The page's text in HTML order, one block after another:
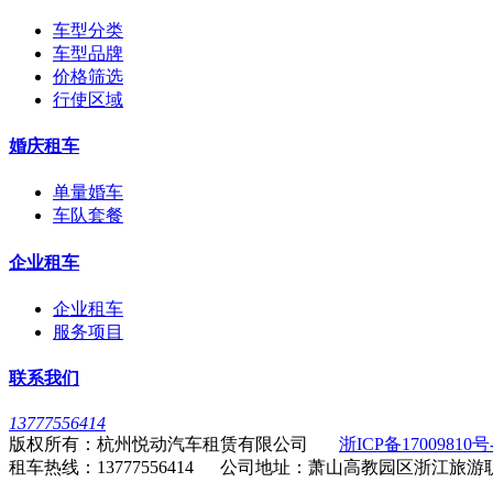
车型分类
车型品牌
价格筛选
行使区域
婚庆租车
单量婚车
车队套餐
企业租车
企业租车
服务项目
联系我们
13777556414
版权所有：杭州悦动汽车租赁有限公司 浙ICP备17009810号
租车热线：13777556414 公司地址：萧山高教园区浙江旅游